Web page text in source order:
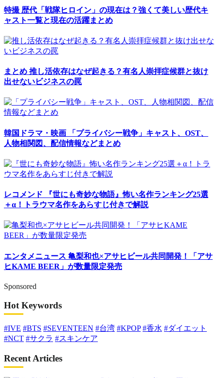
特撮 歴代「戦隊ヒロイン」の現在は？強くて美しい歴代キ
ャスト一覧と現在の活躍まとめ
まとめ 推し活依存はなぜ起きる？有名人崇拝症候群と抜け
出せないビジネスの罠
韓国ドラマ・映画 「プライバシー戦争」キャスト、OST、
人物相関図、配信情報などまとめ
レコメンド 『世にも奇妙な物語』怖い名作ランキング25選
＋α！トラウマ名作をあらすじ付きで解説
エンタメニュース 亀梨和也×アサヒビール共同開発！「アサ
ヒKAME BEER」が数量限定発売
Sponsored
Hot Keywords
#IVE #BTS #SEVENTEEN #台湾 #KPOP #香水 #ダイエット
#NCT #サクラ #スキンケア
Recent Articles